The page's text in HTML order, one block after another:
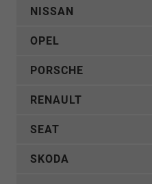
NISSAN
OPEL
PORSCHE
RENAULT
SEAT
SKODA